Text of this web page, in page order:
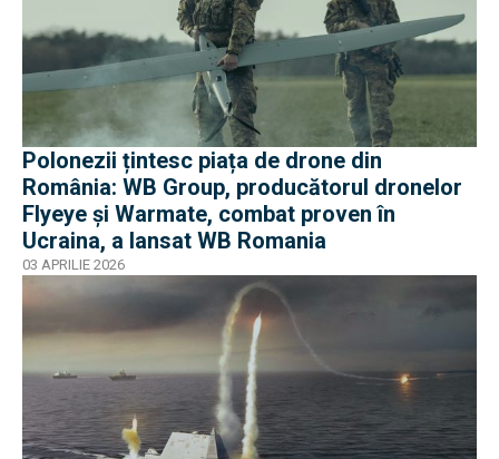
Polonezii țintesc piața de drone din
România: WB Group, producătorul dronelor
Flyeye și Warmate, combat proven în
Ucraina, a lansat WB Romania
03 APRILIE 2026